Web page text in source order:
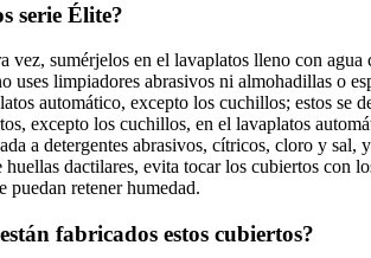
serie Élite?
vez, sumérjelos en el lavaplatos lleno con
uses limpiadores abrasivos ni almohadillas o
automático, excepto los cuchillos; estos se
excepto los cuchillos, en el lavaplatos
a detergentes abrasivos, cítricos, cloro y sal,
huellas dactilares, evita tocar los cubiertos con
puedan retener humedad.
fabricados estos cubiertos?